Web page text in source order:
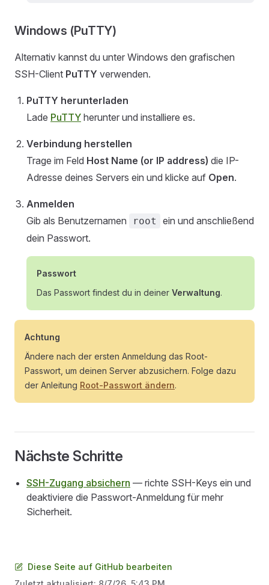
Windows (PuTTY)
Alternativ kannst du unter Windows den grafischen
SSH-Client PuTTY verwenden.
PuTTY herunterladen
Lade PuTTY herunter und installiere es.
Verbindung herstellen
Trage im Feld Host Name (or IP address) die IP-
Adresse deines Servers ein und klicke auf Open.
Anmelden
Gib als Benutzernamen
root
ein und anschließend
dein Passwort.
Passwort
Das Passwort findest du in deiner Verwaltung.
Achtung
Ändere nach der ersten Anmeldung das Root-
Passwort, um deinen Server abzusichern. Folge dazu
der Anleitung Root-Passwort ändern.
Nächste Schritte
SSH-Zugang absichern — richte SSH-Keys ein und
deaktiviere die Passwort-Anmeldung für mehr
Sicherheit.
Diese Seite auf GitHub bearbeiten